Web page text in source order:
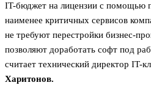
IT-бюджет на лицензии с помощью
наименее критичных сервисов
не требуют перестройки бизнес-
позволяют доработать софт под
считает технический директор IT-
Харитонов.